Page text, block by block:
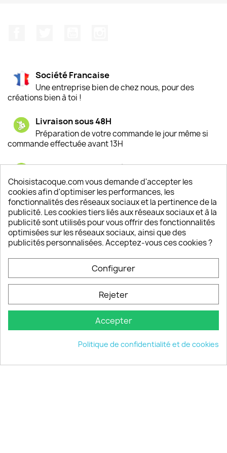
Société Francaise
Une entreprise bien de chez nous, pour des
créations bien à toi !
Livraison sous 48H
Préparation de votre commande le jour même si
commande effectuée avant 13H
Satisfaction de nos clients
Depuis 2009, entre 92% et 94% de nos clients
sont satisfaits de nos produits
Un SAV à votre écoute
Notre SAV est disponible 6/7J de 10h à 18H
keyboard_arrow_down
© 2026 - choisistacoque.com
Choisistacoque.com vous demande d'accepter les
cookies afin d'optimiser les performances, les
fonctionnalités des réseaux sociaux et la pertinence de la
publicité. Les cookies tiers liés aux réseaux sociaux et à la
publicité sont utilisés pour vous offrir des fonctionnalités
optimisées sur les réseaux sociaux, ainsi que des
publicités personnalisées. Acceptez-vous ces cookies ?
Configurer
Rejeter
Accepter
Politique de confidentialité et de cookies